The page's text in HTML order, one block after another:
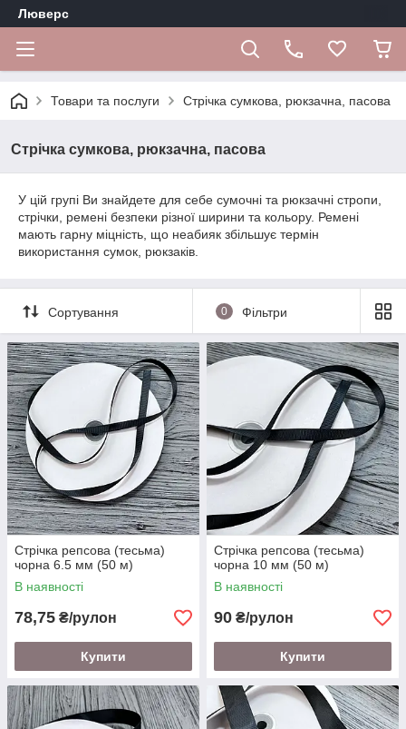
Люверс
Товари та послуги Стрічка сумкова, рюкзачна, пасова
Стрічка сумкова, рюкзачна, пасова
У цій групі Ви знайдете для себе сумочні та рюкзачні стропи,
стрічки, ремені безпеки різної ширини та кольору. Ремені
мають гарну міцність, що неабияк збільшує термін
використання сумок, рюкзаків.
Сортування 0 Фільтри
Стрічка репсова (тесьма)
чорна 6.5 мм (50 м)
В наявності
78,75 ₴/рулон
Купити
Стрічка репсова (тесьма)
чорна 10 мм (50 м)
В наявності
90 ₴/рулон
Купити